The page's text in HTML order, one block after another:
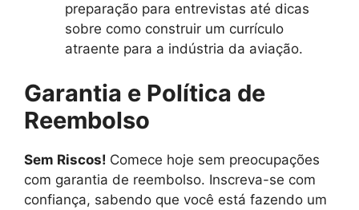
preparação para entrevistas até dicas
sobre como construir um currículo
atraente para a indústria da aviação.
Garantia e Política de
Reembolso
Sem Riscos! Comece hoje sem preocupações
com garantia de reembolso. Inscreva-se com
confiança, sabendo que você está fazendo um